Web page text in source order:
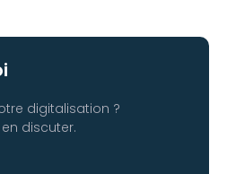
digitalisation ?
discuter.